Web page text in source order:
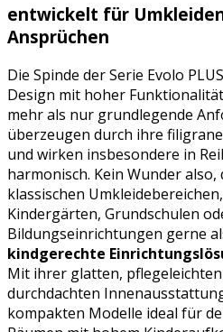
entwickelt für
Ansprüchen
Die Spinde der Serie Evolo
Design mit hoher
mehr als nur grundlegende
überzeugen durch ihre
und wirken insbesondere in
harmonisch. Kein Wunder
klassischen
Kindergärten, Grundschulen
Bildungseinrichtungen gerne
kindgerechte
Mit ihrer glatten,
durchdachten
kompakten Modelle ideal für